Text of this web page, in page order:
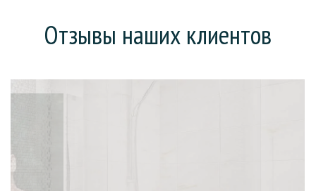
Отзывы наших клиентов